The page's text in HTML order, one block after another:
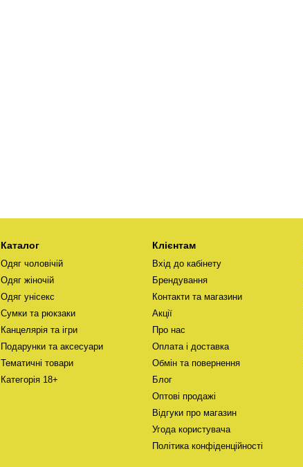
Каталог
Одяг чоловічій
Одяг жіночій
Одяг унісекс
Сумки та рюкзаки
Канцелярія та ігри
Подарунки та аксесуари
Тематичні товари
Категорія 18+
Клієнтам
Вхід до кабінету
Брендування
Контакти та магазини
Акції
Про нас
Оплата і доставка
Обмін та повернення
Блог
Оптові продажі
Відгуки про магазин
Угода користувача
Політика конфіденційності